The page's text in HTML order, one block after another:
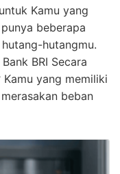
Kamu yang
beberapa
hutangmu.
BRI Secara
Kamu yang memiliki
beban